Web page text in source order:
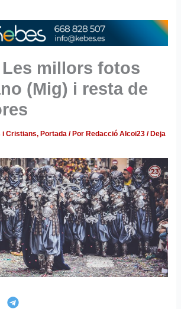
Les millors fotos
(Mig) i resta de
i Cristians,Portada / PorRedacció Alcoi23/Deja